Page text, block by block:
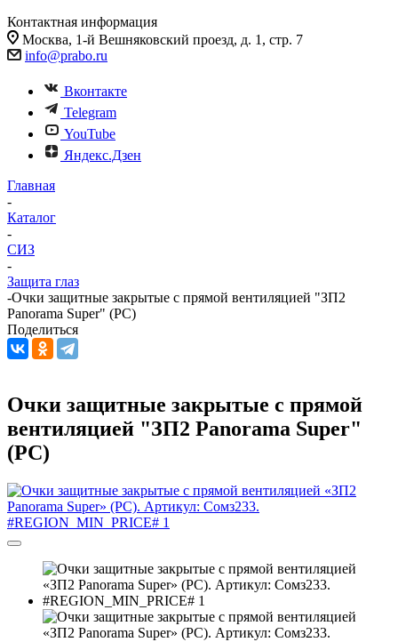
Контактная информация
Москва, 1-й Вешняковский проезд, д. 1, стр. 7
info@prabo.ru
Вконтакте
Telegram
YouTube
Яндекс.Дзен
Главная
-
Каталог
-
СИЗ
-
Защита глаз
-Очки защитные закрытые с прямой вентиляцией "ЗП2
Panorama Super" (PС)
Поделиться
Очки защитные закрытые с прямой
вентиляцией "ЗП2 Panorama Super"
(PС)